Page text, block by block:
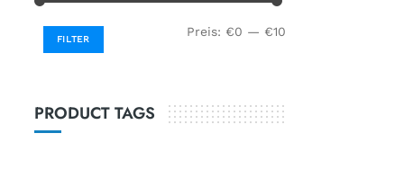
FILTER
Preis: €0 — €10
PRODUCT TAGS